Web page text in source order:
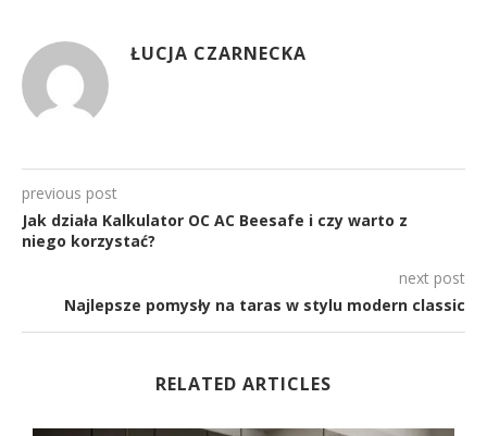
ŁUCJA CZARNECKA
previous post
Jak działa Kalkulator OC AC Beesafe i czy warto z
niego korzystać?
next post
Najlepsze pomysły na taras w stylu modern classic
RELATED ARTICLES